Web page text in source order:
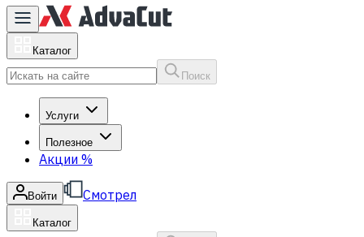
Каталог
Поиск
Услуги
Полезное
Акции %
Войти Смотрел
Каталог